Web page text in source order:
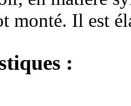
monté. Il est
: